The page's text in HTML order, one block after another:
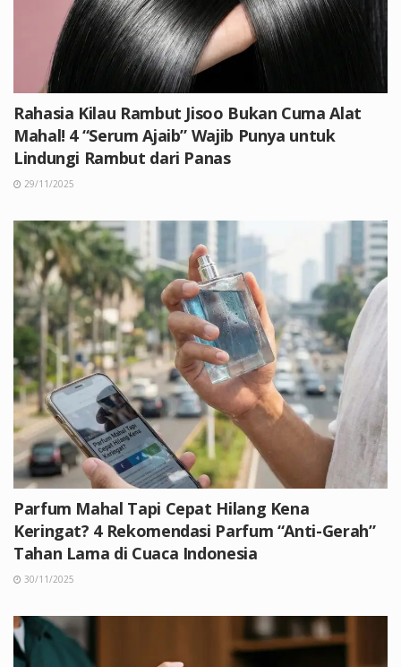
Rahasia Kilau Rambut Jisoo Bukan Cuma Alat
Mahal! 4 “Serum Ajaib” Wajib Punya untuk
Lindungi Rambut dari Panas
29/11/2025
Parfum Mahal Tapi Cepat Hilang Kena
Keringat? 4 Rekomendasi Parfum “Anti-Gerah”
Tahan Lama di Cuaca Indonesia
30/11/2025